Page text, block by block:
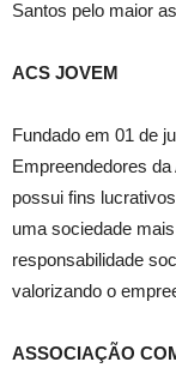
Santos pelo maior
ACS JOVEM
Fundado em 01 de
Empreendedores
possui fins
uma sociedade
responsabilidade
valorizando o
ASSOCIAÇÃO